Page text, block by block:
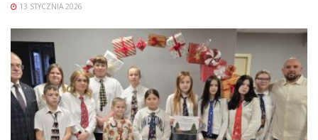
13 STYCZNIA 2026